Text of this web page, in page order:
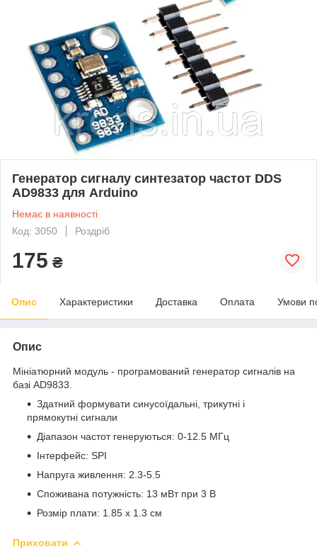
Генератор сигналу синтезатор частот DDS
AD9833 для Arduino
Немає в наявності
Код: 3050
Роздріб
175 ₴
Опис Характеристики Доставка Оплата Умови
Опис
Мініатюрний модуль - програмований генератор сигналів на
базі AD9833.
Здатний формувати синусоїдальні, трикутні і
прямокутні сигнали
Діапазон частот генеруються: 0-12.5 МГц
Інтерфейс: SPI
Напруга живлення: 2.3-5.5
Споживана потужність: 13 мВт при 3 В
Розмір плати: 1.85 x 1.3 см
Приховати